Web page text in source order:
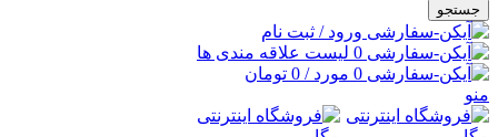
جستجو
ورود / ثبت نام
0 لیست علاقه مندی ها
0 مورد/
0 تومان
منو